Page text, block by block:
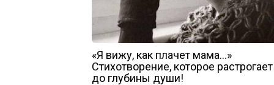
«Я вижу, как плачет мама…»
Стихотворение, которое
до глубины души!